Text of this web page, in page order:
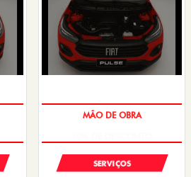
MÃO DE OBRA
SERVIÇOS